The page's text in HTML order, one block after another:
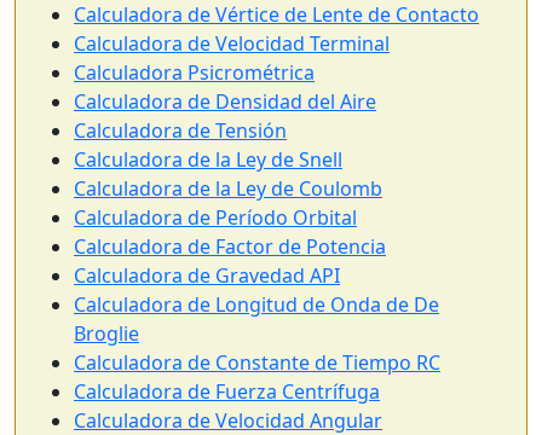
Calculadora de Vértice de Lente de Contacto
Calculadora de Velocidad Terminal
Calculadora Psicrométrica
Calculadora de Densidad del Aire
Calculadora de Tensión
Calculadora de la Ley de Snell
Calculadora de la Ley de Coulomb
Calculadora de Período Orbital
Calculadora de Factor de Potencia
Calculadora de Gravedad API
Calculadora de Longitud de Onda de De
Broglie
Calculadora de Constante de Tiempo RC
Calculadora de Fuerza Centrífuga
Calculadora de Velocidad Angular